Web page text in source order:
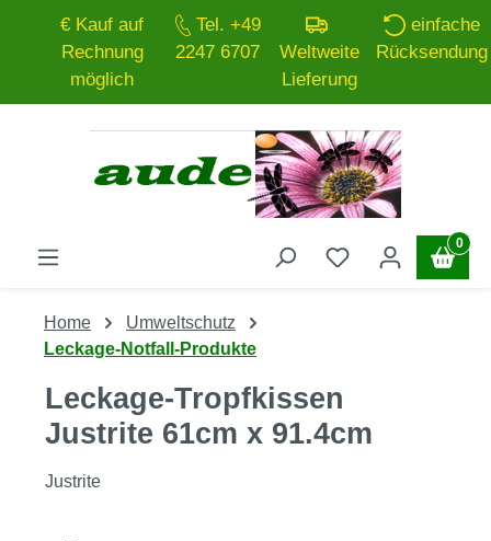
Zum Hauptinhalt springen
€ Kauf auf
Rechnung
möglich
Tel. +49
2247 6707
Weltweite
Lieferung
einfache
Rücksendung
0
Home
Umweltschutz
Leckage-Notfall-Produkte
Leckage-Tropfkissen
Justrite 61cm x 91.4cm
Justrite